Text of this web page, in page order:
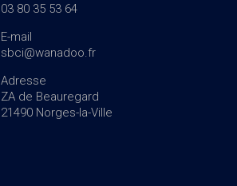
03 80 35 53 64
E-mail
sbci@wanadoo.fr
Adresse
ZA de Beauregard
21490 Norges-la-Ville